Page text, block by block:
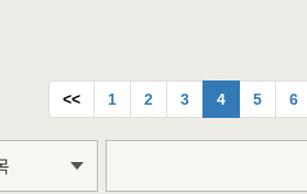
<< 1 2 3 4 5 6